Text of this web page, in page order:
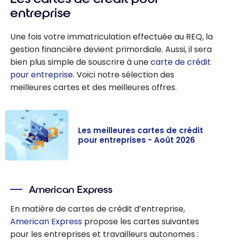
entreprise
Une fois votre immatriculation effectuée au REQ, la
gestion financière devient primordiale. Aussi, il sera
bien plus simple de souscrire à unecarte de crédit
pour entreprise. Voici notre sélection des
meilleures cartes et des meilleures offres.
crédit pour
entreprises -
Août 2026
Les meilleures cartes de crédit
pour entreprises - Août 2026
American Express
En matière de cartes de crédit d’entreprise,
American Express propose les cartes suivantes
pour les entreprises et travailleurs autonomes :